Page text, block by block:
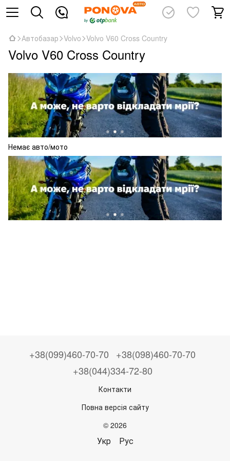
Автобазар Volvo Volvo V60 Cross Country
Volvo V60 Cross Country
Немає авто/мото
+38(099)460-70-70
+38(098)460-70-70
+38(044)334-72-80
Контакти
Повна версія сайту
© 2026
Укр Рус